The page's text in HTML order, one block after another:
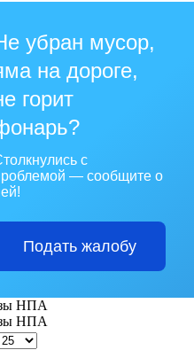
убран мусор,
на дороге,
горит
с
— сообщите о
Подать жалобу
НПА
НПА